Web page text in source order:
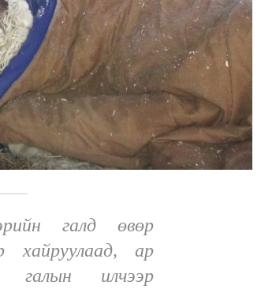
галд өвөр
хайруулаад, ар
галын илчээр